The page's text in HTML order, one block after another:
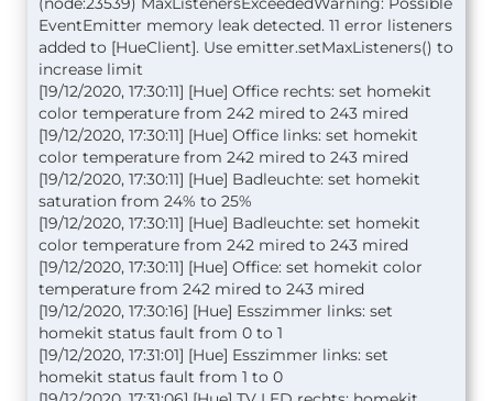
EventEmitter memory leak detected. 11 error listeners
added to [HueClient]. Use emitter.setMaxListeners() to
increase limit
[19/12/2020, 17:30:11] [Hue] Office rechts: set homekit
color temperature from 242 mired to 243 mired
[19/12/2020, 17:30:11] [Hue] Office links: set homekit
color temperature from 242 mired to 243 mired
[19/12/2020, 17:30:11] [Hue] Badleuchte: set homekit
saturation from 24% to 25%
[19/12/2020, 17:30:11] [Hue] Badleuchte: set homekit
color temperature from 242 mired to 243 mired
[19/12/2020, 17:30:11] [Hue] Office: set homekit color
temperature from 242 mired to 243 mired
[19/12/2020, 17:30:16] [Hue] Esszimmer links: set
homekit status fault from 0 to 1
[19/12/2020, 17:31:01] [Hue] Esszimmer links: set
homekit status fault from 1 to 0